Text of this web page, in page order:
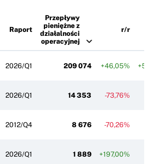
Raport
Przepływy
pieniężne z
działalności
operacyjnej
r/r
2026/Q1 209 074 +46,05% +5
2026/Q1 14 353 -73,76%
2012/Q4 8 676 -70,26%
2026/Q1 1 889 +197,00%